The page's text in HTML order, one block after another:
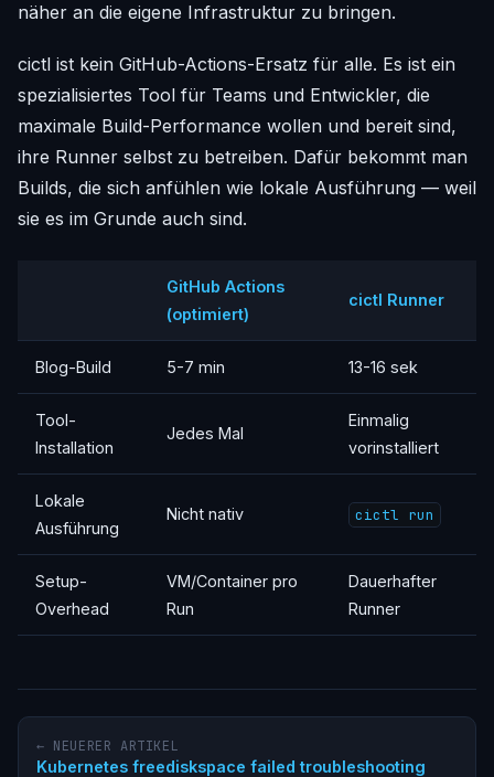
näher an die eigene Infrastruktur zu bringen.
cictl ist kein GitHub-Actions-Ersatz für alle. Es ist ein
spezialisiertes Tool für Teams und Entwickler, die
maximale Build-Performance wollen und bereit sind,
ihre Runner selbst zu betreiben. Dafür bekommt man
Builds, die sich anfühlen wie lokale Ausführung — weil
sie es im Grunde auch sind.
GitHub Actions
(optimiert)
cictl Runner
Blog-Build 5-7 min 13-16 sek
Tool-
Installation
Jedes Mal
Einmalig
vorinstalliert
Lokale
Ausführung
Nicht nativ cictl run
Setup-
Overhead
VM/Container pro
Run
Dauerhafter
Runner
← NEUERER ARTIKEL
Kubernetes freediskspace failed troubleshooting